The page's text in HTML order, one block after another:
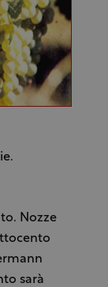
Nozze
sarà